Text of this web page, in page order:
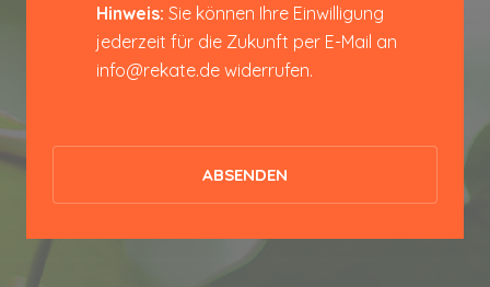
Hinweis: Sie können Ihre Einwilligung
jederzeit für die Zukunft per E-Mail an
info@rekate.de widerrufen.